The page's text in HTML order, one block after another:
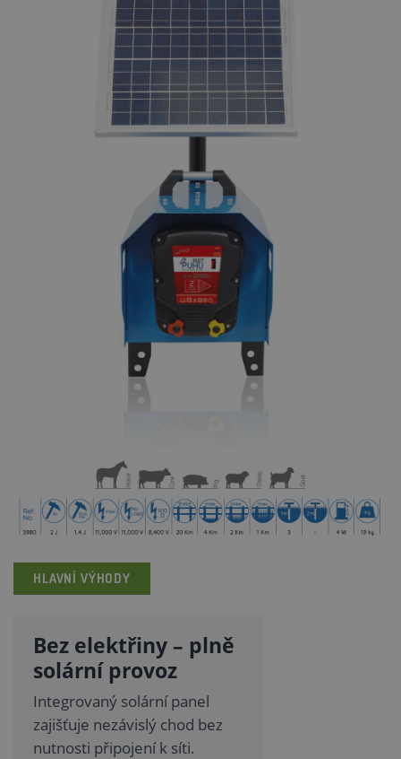
HLAVNÍ VÝHODY
Bez elektřiny – plně
solární provoz
Integrovaný solární panel
zajišťuje nezávislý chod bez
nutnosti připojení k síti.